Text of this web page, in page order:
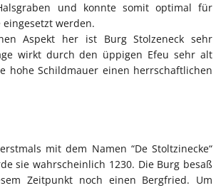
und konnte somit optimal für
eingesetzt werden.
Aspekt her ist Burg Stolzeneck sehr
wirkt durch den üppigen Efeu sehr alt
hohe Schildmauer einen herrschaftlichen
mit dem Namen “De Stoltzinecke“
sie wahrscheinlich 1230. Die Burg besaß
Zeitpunkt noch einen Bergfried. Um